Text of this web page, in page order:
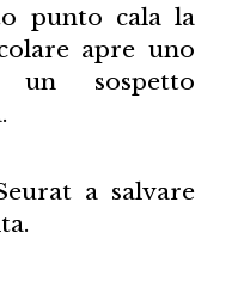
punto cala la
apre uno
un sospetto
a salvare